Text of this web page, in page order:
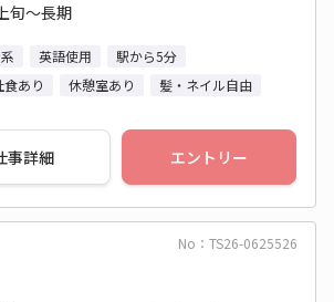
旬～長期
英語使用
駅から5分
食あり 休憩室あり 髪・ネイル自由
事詳細 エントリー
No：TS26-0625526